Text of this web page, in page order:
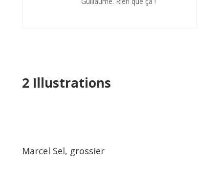
2 Illustrations
Marcel Sel, grossier